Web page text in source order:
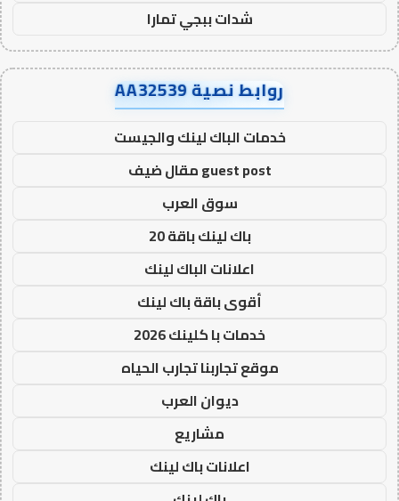
شدات ببجي تمارا
روابط نصية AA32539
خدمات الباك لينك والجيست
guest post مقال ضيف
سوق العرب
باك لينك باقة 20
اعلانات الباك لينك
أقوى باقة باك لينك
خدمات با كلينك 2026
موقع تجاربنا تجارب الحياه
ديوان العرب
مشاريع
اعلانات باك لينك